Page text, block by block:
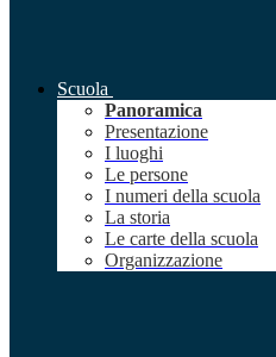
Scuola
Panoramica
Presentazione
I luoghi
Le persone
I numeri della scuola
La storia
Le carte della scuola
Organizzazione